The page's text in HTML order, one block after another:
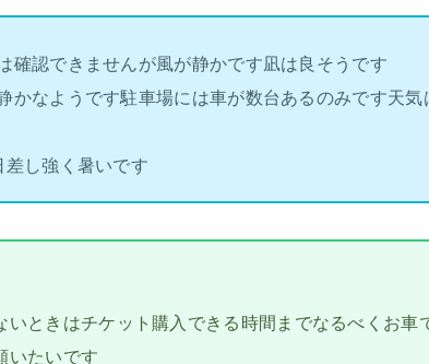
確認できませんが風が静かです凪は良そうです
かなようです駐車場には車が数台あるのみです天
し強く暑いです
いときはチケット購入できる時間までなるべくお車
いたいです